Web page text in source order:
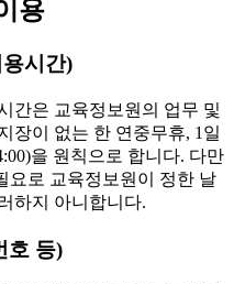
용
시간)
간은 교육정보원의 업무 및
장이 없는 한 연중무휴, 1일
을 원칙으로 합니다. 다만
요로 교육정보원이 정한 날
하지 아니합니다.
호 등)